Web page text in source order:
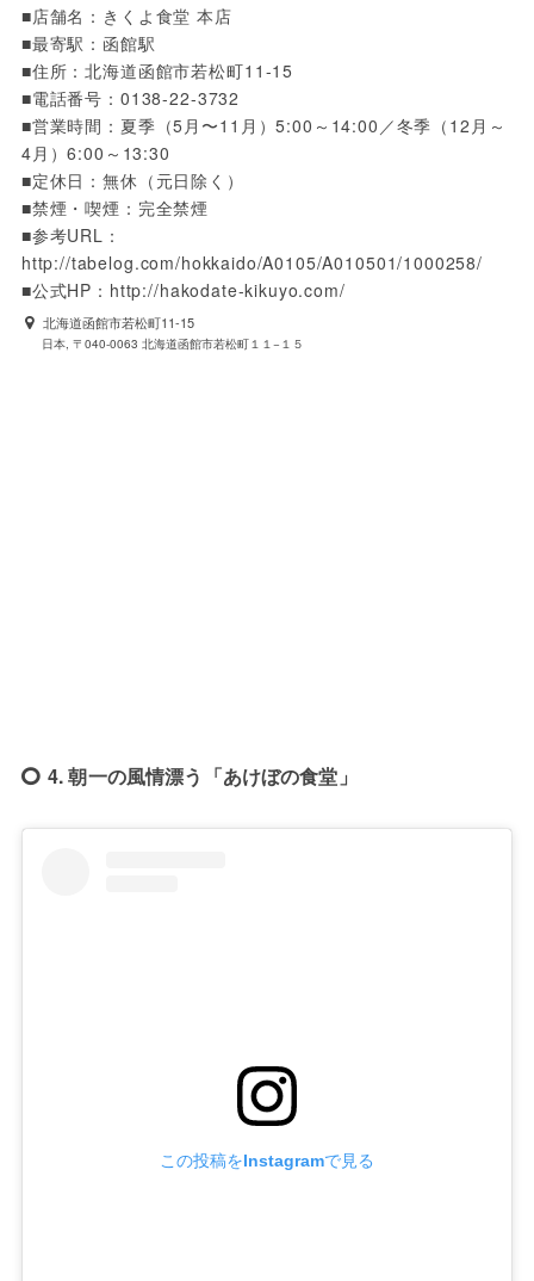
■店舗名：きくよ食堂 本店
■最寄駅：函館駅
■住所：北海道函館市若松町11-15
■電話番号：0138-22-3732
■営業時間：夏季（5月〜11月）5:00～14:00／冬季（12月～
4月）6:00～13:30
■定休日：無休（元日除く）
■禁煙・喫煙：完全禁煙
■参考URL：
http://tabelog.com/hokkaido/A0105/A010501/1000258/
■公式HP：http://hakodate-kikuyo.com/
北海道函館市若松町11-15
日本, 〒040-0063 北海道函館市若松町１１−１５
4. 朝一の風情漂う「あけぼの食堂」
この投稿をInstagramで見る